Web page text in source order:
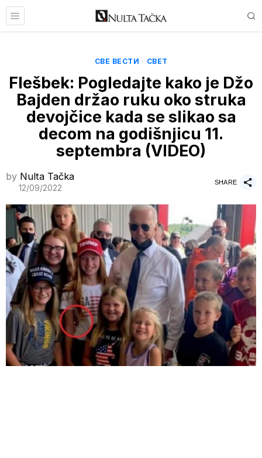
СВЕ ВЕСТИ · СВЕТ
Flešbek: Pogledajte kako je Džo
Bajden držao ruku oko struka
devojčice kada se slikao sa
decom na godišnjicu 11.
septembra (VIDEO)
by Nulta Tačka
12/09/2022
SHARE